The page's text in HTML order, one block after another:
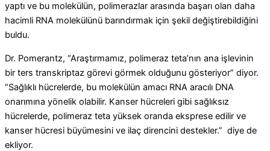
yaptı ve bu molekülün, polimerazlar arasında başarı olan daha
hacimli RNA molekülünü barındırmak için şekil değiştirebildiğini
buldu.
Dr. Pomerantz, “Araştırmamız, polimeraz teta’nın ana işlevinin
bir ters transkriptaz görevi görmek olduğunu gösteriyor” diyor.
“Sağlıklı hücrelerde, bu molekülün amacı RNA aracılı DNA
onarımına yönelik olabilir. Kanser hücreleri gibi sağlıksız
hücrelerde, polimeraz teta yüksek oranda eksprese edilir ve
kanser hücresi büyümesini ve ilaç direncini destekler.” diye de
ekliyor.